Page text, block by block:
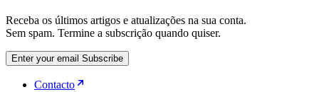
Receba os últimos artigos e atualizações na sua conta.
Sem spam. Termine a subscrição quando quiser.
Enter your email Subscribe
Contacto